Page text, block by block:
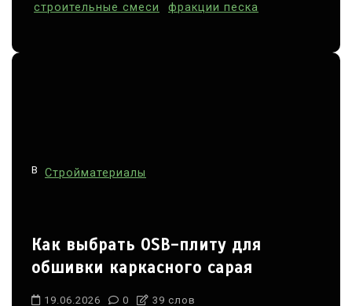
строительные смеси
фракции песка
В Стройматериалы
Как выбрать OSB-плиту для
обшивки каркасного сарая
19.06.2026 0 39 слов